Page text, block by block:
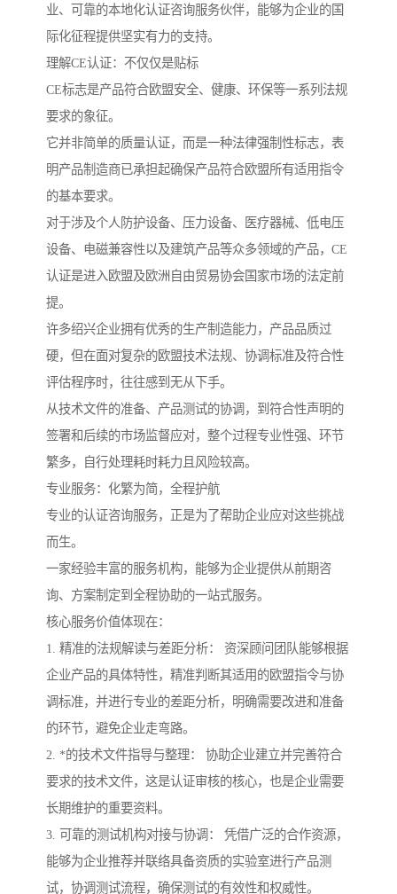
业、可靠的本地化认证咨询服务伙伴，能够为企业的国
际化征程提供坚实有力的支持。
理解CE认证：不仅仅是贴标
CE标志是产品符合欧盟安全、健康、环保等一系列法规
要求的象征。
它并非简单的质量认证，而是一种法律强制性标志，表
明产品制造商已承担起确保产品符合欧盟所有适用指令
的基本要求。
对于涉及个人防护设备、压力设备、医疗器械、低电压
设备、电磁兼容性以及建筑产品等众多领域的产品，CE
认证是进入欧盟及欧洲自由贸易协会国家市场的法定前
提。
许多绍兴企业拥有优秀的生产制造能力，产品品质过
硬，但在面对复杂的欧盟技术法规、协调标准及符合性
评估程序时，往往感到无从下手。
从技术文件的准备、产品测试的协调，到符合性声明的
签署和后续的市场监督应对，整个过程专业性强、环节
繁多，自行处理耗时耗力且风险较高。
专业服务：化繁为简，全程护航
专业的认证咨询服务，正是为了帮助企业应对这些挑战
而生。
一家经验丰富的服务机构，能够为企业提供从前期咨
询、方案制定到全程协助的一站式服务。
核心服务价值体现在：
1. 精准的法规解读与差距分析： 资深顾问团队能够根据
企业产品的具体特性，精准判断其适用的欧盟指令与协
调标准，并进行专业的差距分析，明确需要改进和准备
的环节，避免企业走弯路。
2. *的技术文件指导与整理： 协助企业建立并完善符合
要求的技术文件，这是认证审核的核心，也是企业需要
长期维护的重要资料。
3. 可靠的测试机构对接与协调： 凭借广泛的合作资源，
能够为企业推荐并联络具备资质的实验室进行产品测
试，协调测试流程，确保测试的有效性和权威性。